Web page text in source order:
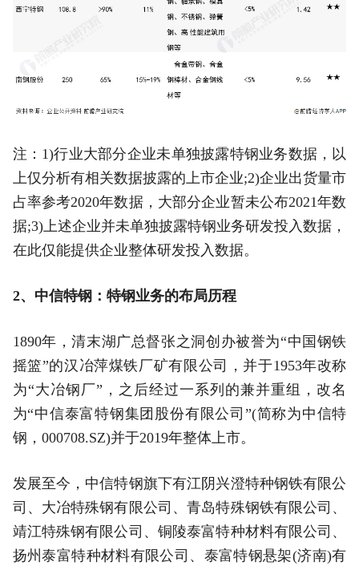
注：1)行业大部分企业未单独披露特钢业务数据，以
上仅分析有相关数据披露的上市企业;2)企业出货量市
占率参考2020年数据，大部分企业暂未公布2021年数
据;3)上述企业并未单独披露特钢业务研发投入数据，
在此仅能提供企业整体研发投入数据。
2、中信特钢：特钢业务的布局历程
1890年，清末湖广总督张之洞创办被誉为“中国钢铁
摇篮”的汉冶萍煤铁厂矿有限公司，并于1953年改称
为“大冶钢厂”，之后经过一系列的兼并重组，改名
为“中信泰富特钢集团股份有限公司”(简称为中信特
钢，000708.SZ)并于2019年整体上市。
发展至今，中信特钢旗下有江阴兴澄特种钢铁有限公
司、大冶特殊钢有限公司、青岛特殊钢铁有限公司、
靖江特殊钢有限公司、铜陵泰富特种材料有限公司、
扬州泰富特种材料有限公司、泰富特钢悬架(济南)有